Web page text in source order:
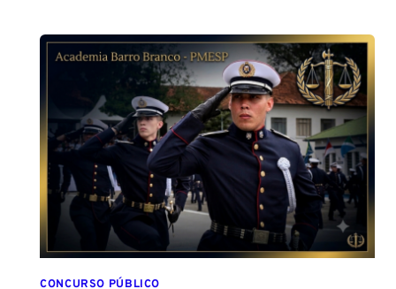
SER
POLICIAL?
DESCUBRA
AS
NOVAS
REGRAS!
ALTURA
MÍNIMA
PARA
CONCURSO
POLICIAL:
CONCURSO PÚBLICO